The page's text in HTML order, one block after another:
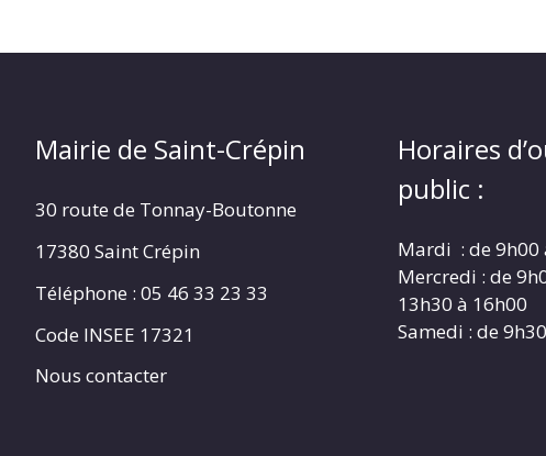
Mairie de Saint-Crépin
30 route de Tonnay-Boutonne
17380 Saint Crépin
Téléphone : 05 46 33 23 33
Code INSEE 17321
Nous contacter
Horaires
public :
Mardi : de 9h00
Mercredi : de
13h30 à 16h00
Samedi : de